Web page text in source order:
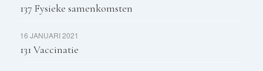
137 Fysieke samenkomsten
16 JANUARI 2021
131 Vaccinatie